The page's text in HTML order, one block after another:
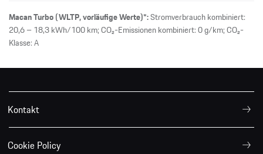
Macan Turbo (WLTP, vorläufige Werte)*:Stromverbrauch kombiniert:
20,6 – 18,3 kWh/100 km; CO₂-Emissionen kombiniert: 0 g/km; CO₂-
Klasse: A
Kontakt
Cookie Policy